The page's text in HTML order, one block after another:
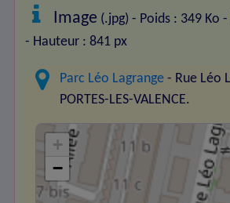
Image (.jpg) - Poids : 349 Ko -
- Hauteur : 841 px
Parc Léo Lagrange - Rue Léo
PORTES-LES-VALENCE.
+
−